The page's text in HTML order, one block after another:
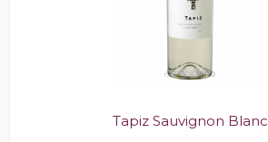
Tapiz Sauvignon Blanc